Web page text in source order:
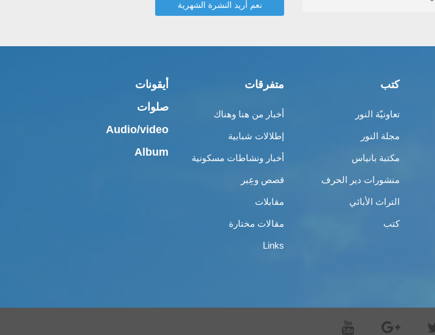
كتب
تعاونيّة النور
مجلة النور
مكتبة بانياس
منشورات دير الحرف
التراث الأبائي
كتب
متفرقات
أخبار من هنا وهناك
إطلالات شبابية
أخبار ونشاطات مسكونية
قصص وعِبر
مقابلات
مقالات مختارة
Links
أيقونات
صلوات
Audio/video
Album